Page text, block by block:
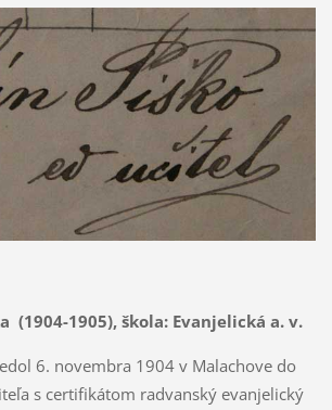
(1904-1905), škola: Evanjelická a. v.
6. novembra 1904 v Malachove do
s certifikátom radvanský evanjelický